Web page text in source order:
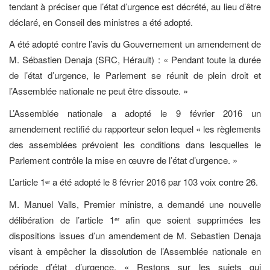
tendant à préciser que l’état d’urgence est décrété, au lieu d’être
déclaré, en Conseil des ministres a été adopté.
A été adopté contre l’avis du Gouvernement un amendement de
M. Sébastien Denaja (SRC, Hérault) : « Pendant toute la durée
de l’état d’urgence, le Parlement se réunit de plein droit et
l’Assemblée nationale ne peut être dissoute. »
L’Assemblée nationale a adopté le 9 février 2016 un
amendement rectifié du rapporteur selon lequel « les règlements
des assemblées prévoient les conditions dans lesquelles le
Parlement contrôle la mise en œuvre de l’état d’urgence. »
L’article 1er a été adopté le 8 février 2016 par 103 voix contre 26.
M. Manuel Valls, Premier ministre, a demandé une nouvelle
délibération de l’article 1erafin que soient supprimées les
dispositions issues d’un amendement de M. Sebastien Denaja
visant à empêcher la dissolution de l’Assemblée nationale en
période d’état d’urgence. « Restons sur les sujets qui